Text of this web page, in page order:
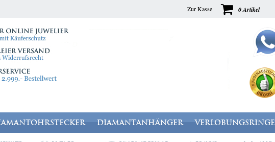
0 Artikel
Zur Kasse
DIAMANTANHÄNGER VERLOBUNGSRINGE